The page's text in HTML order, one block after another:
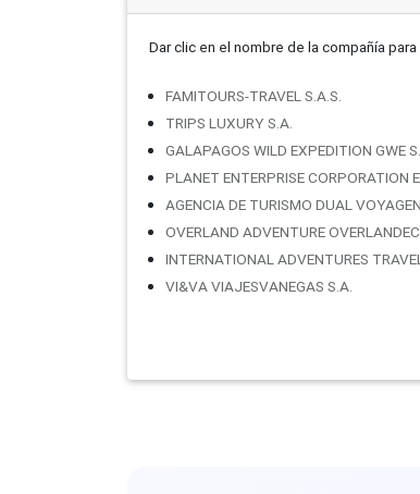
Dar clic en el nombre de la compañí­a
FAMITOURS-TRAVEL S.A.S.
TRIPS LUXURY S.A.
GALAPAGOS WILD EXPEDITION GWE
PLANET ENTERPRISE CORPORATION
AGENCIA DE TURISMO DUAL
OVERLAND ADVENTURE
INTERNATIONAL ADVENTURES
VI&VA VIAJESVANEGAS S.A.